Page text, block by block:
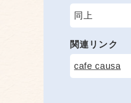
同上
関連リンク
cafe causa